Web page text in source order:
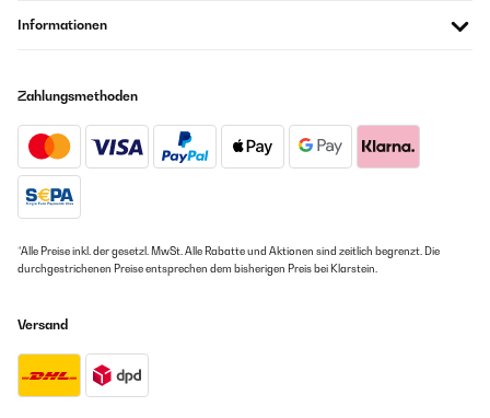
Informationen
Zahlungsmethoden
*Alle Preise inkl. der gesetzl. MwSt. Alle Rabatte und Aktionen sind zeitlich begrenzt. Die
durchgestrichenen Preise entsprechen dem bisherigen Preis bei Klarstein.
Versand